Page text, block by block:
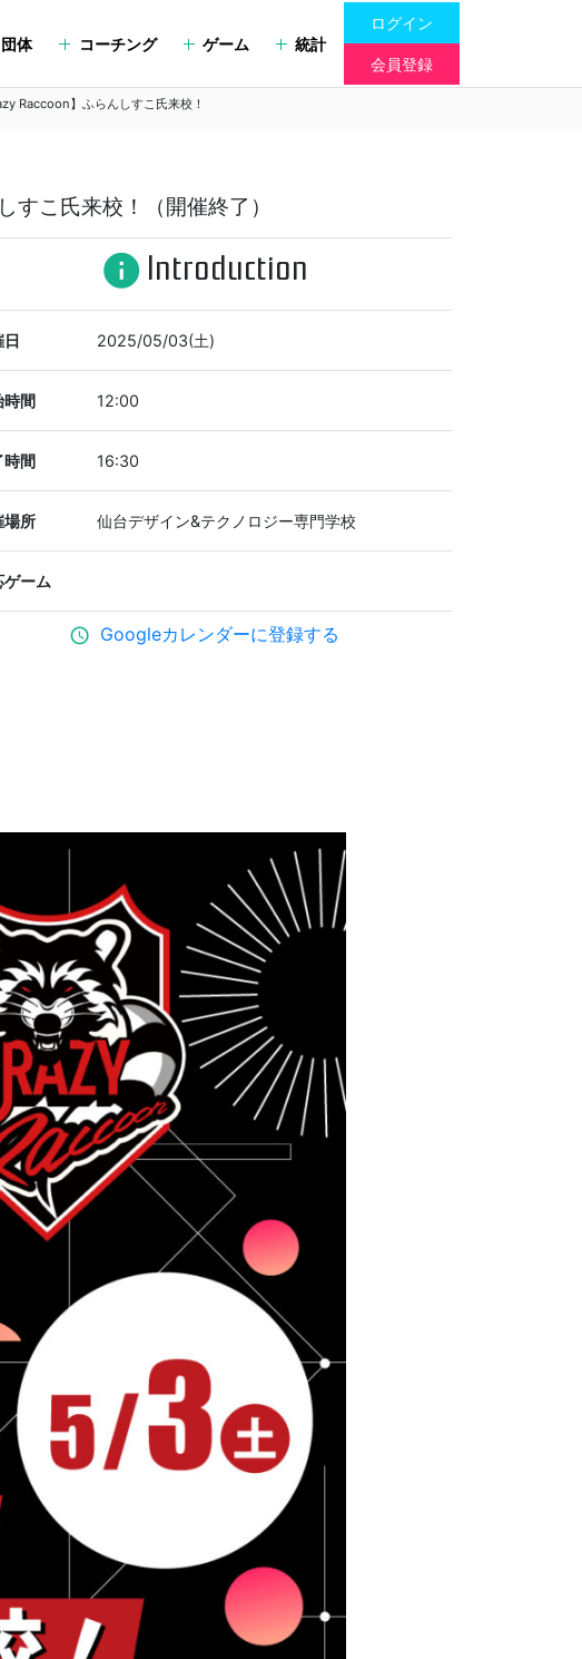
体 コーチング ゲーム 統計
ログイン
会員登録
Raccoon】ふらんしすこ氏来校！
こ氏来校！（開催終了）
info Introduction
日 2025/05/03(土)
時間 12:00
時間 16:30
場所 仙台デザイン&テクノロジー専門学校
ゲーム
schedule Googleカレンダーに登録する